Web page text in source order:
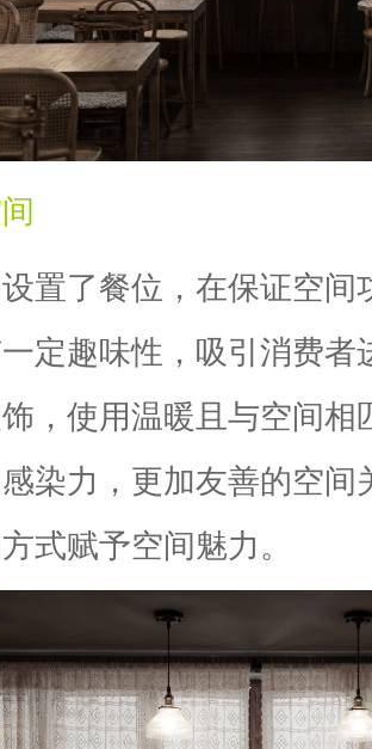
置了餐位，在保证空间
定趣味性，吸引消费者
，使用温暖且与空间相
染力，更加友善的空间
式赋予空间魅力。